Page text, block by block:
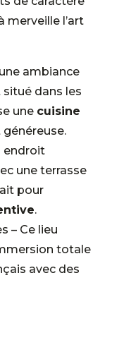
merveille l’art
ambiance
situé dans les
une cuisine
généreuse.
endroit
une terrasse
pour
.
– Ce lieu
totale
avec des